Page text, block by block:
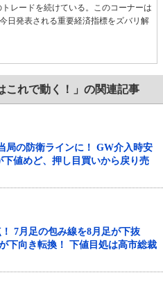
トレードを続けている。このコーナーは
日発表される重要経済指標をズバリ解
これで動く！」の関連記事
局の防衛ラインに！ GW介入時安
下値めど、押し目買いから戻り売
7月足の包み線を8月足が下抜
下向き転換！ 下値目処は高市総裁